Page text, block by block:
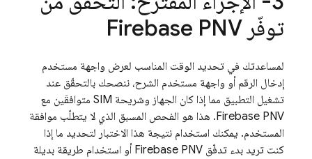
توفّر Firebase PNV
لمساعدتك في تحديد الوقت المناسب لعرض واجهة مستخدم
إدخال الرقم أو واجهة مستخدم الشرح، ننصحك بالتحقّق عند
تشغيل التطبيق مما إذا كان الجهاز وشريحة SIM متوافقَين مع
Firebase PNV. هذا هو الفحص المسبق الذي لا يتطلّب موافقة
المستخدم. يمكنك استخدام نتيجة هذا الاختبار لتحديد ما إذا
كنت تريد بدء تدفّق Firebase PNV أو استخدام طريقة بديلة